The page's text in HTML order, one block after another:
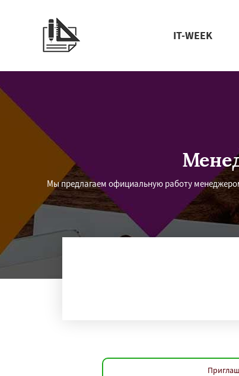
IT-WEEK
Мы предлагаем официальную работу